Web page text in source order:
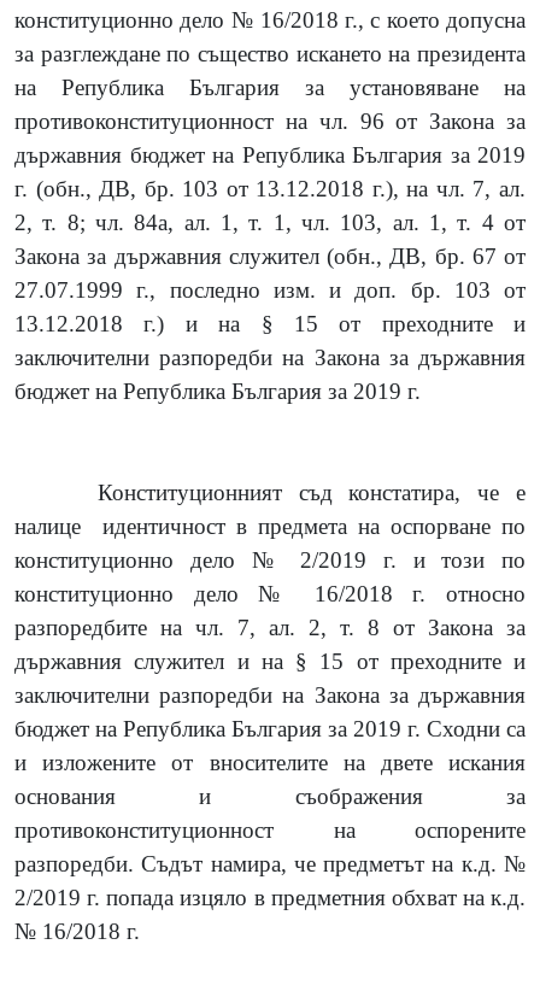
конституционно дело № 16/2018 г., с което допусна
за разглеждане по същество искането на президента
на Република България за установяване на
противоконституционност на чл. 96 от Закона за
държавния бюджет на Република България за 2019
г. (обн., ДВ, бр. 103 от 13.12.2018 г.), на чл. 7, ал.
2, т. 8; чл. 84а, ал. 1, т. 1, чл. 103, ал. 1, т. 4 от
Закона за държавния служител (обн., ДВ, бр. 67 от
27.07.1999 г., последно изм. и доп. бр. 103 от
13.12.2018 г.) и на § 15 от преходните и
заключителни разпоредби на Закона за държавния
бюджет на Република България за 2019 г.
Конституционният съд констатира, че е
налице идентичност в предмета на оспорване по
конституционно дело № 2/2019 г. и този по
конституционно дело № 16/2018 г. относно
разпоредбите на чл. 7, ал. 2, т. 8 от Закона за
държавния служител и на § 15 от преходните и
заключителни разпоредби на Закона за държавния
бюджет на Република България за 2019 г. Сходни са
и изложените от вносителите на двете искания
основания и съображения за
противоконституционност на оспорените
разпоредби. Съдът намира, че предметът на к.д. №
2/2019 г. попада изцяло в предметния обхват на к.д.
№ 16/2018 г.